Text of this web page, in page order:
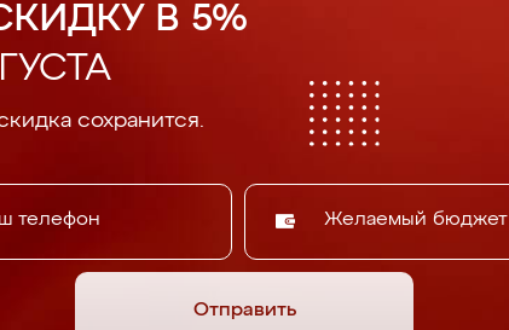
В 5%
сохранится.
Желаемый бюджет
Отправить